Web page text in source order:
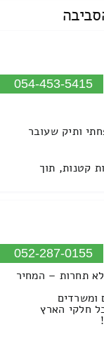
054-453-5415
ותיק שעובר
קטנות, תוך
052-287-0155
תחרות – המחיר
ומשרדים
חלקי הארץ